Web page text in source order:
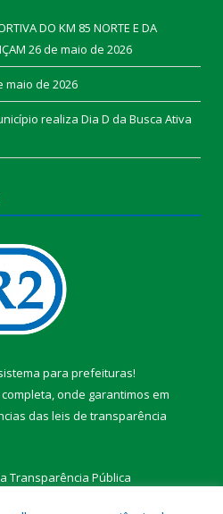
DO KM 85 NORTE E DA
26 de maio de 2026
maio de 2026
realiza Dia D da Busca Ativa
para prefeituras!
completa, onde garantimos em
das leis de transparência
Transparência Pública